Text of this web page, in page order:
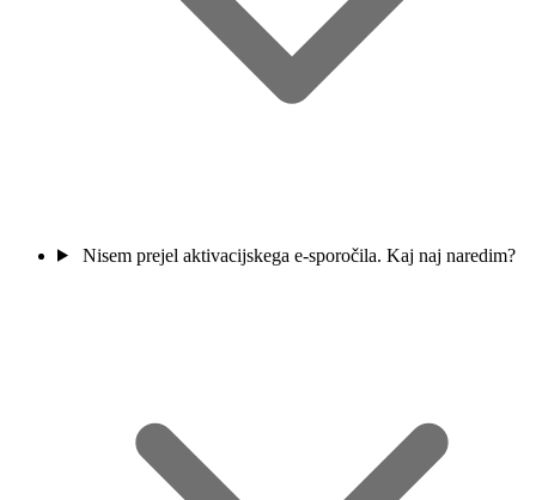
Nisem prejel aktivacijskega e-sporočila. Kaj naj naredim?